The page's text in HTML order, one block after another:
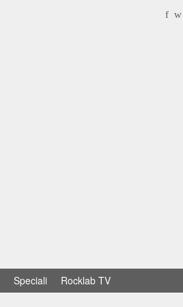
f w
Speciali Rocklab TV